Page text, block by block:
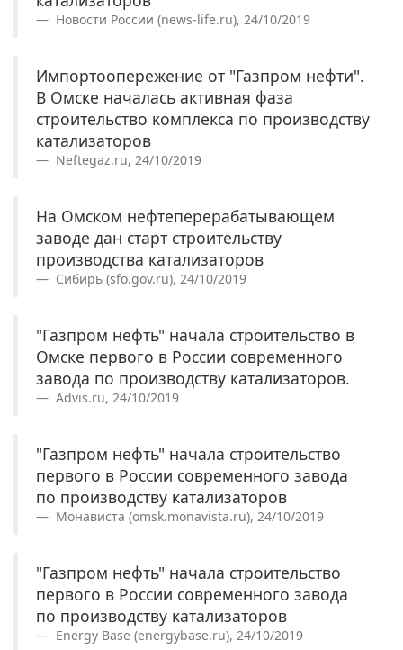
Новости России (news-life.ru), 24/10/2019
Импортоопережение от "Газпром нефти".
В Омске началась активная фаза
строительство комплекса по производству
катализаторов
Neftegaz.ru, 24/10/2019
На Омском нефтеперерабатывающем
заводе дан старт строительству
производства катализаторов
Сибирь (sfo.gov.ru), 24/10/2019
"Газпром нефть" начала строительство в
Омске первого в России современного
завода по производству катализаторов.
Advis.ru, 24/10/2019
"Газпром нефть" начала строительство
первого в России современного завода
по производству катализаторов
Монависта (omsk.monavista.ru), 24/10/2019
"Газпром нефть" начала строительство
первого в России современного завода
по производству катализаторов
Energy Base (energybase.ru), 24/10/2019